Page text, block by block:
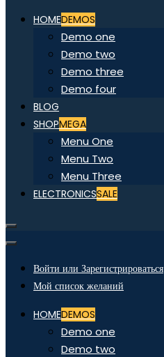
HOMEDEMOS
Demo one
Demo two
Demo three
Demo four
BLOG
SHOPMEGA
Menu One
Menu Two
Menu Three
ELECTRONICSSALE
Войти или Зарегистрироваться
Мой список желаний
HOMEDEMOS
Demo one
Demo two